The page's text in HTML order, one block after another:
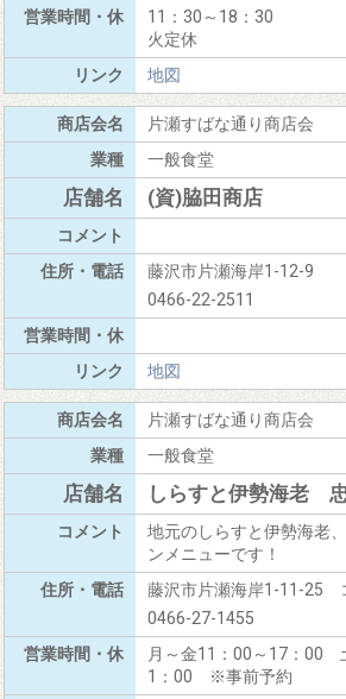
11：30～18：30
火定休
地図
片瀬すばな通り商店会
一般食堂
(資)脇田商店
藤沢市片瀬海岸1-12-9
0466-22-2511
地図
片瀬すばな通り商店会
一般食堂
しらすと伊勢海老
地元のしらすと伊勢海老
ンメニューです！
藤沢市片瀬海岸1-11-25
0466-27-1455
月～金11：00～17：00
1：00 ※事前予約